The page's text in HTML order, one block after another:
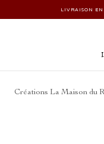
LIVRAISON
Créations La Maison du